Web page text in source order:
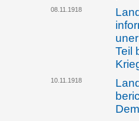
08.11.1918
Teil
10.11.1918